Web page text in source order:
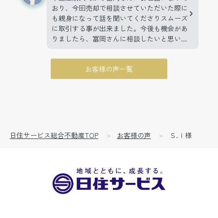
おり、今回売却で相談させていただいた際に
も親身になって話を聞いてくださりスムーズ
に取引する事が出来ました。今後も機会があ
りましたら、冨岡さんに相談したいと思いま
お客様の声一覧
日住サービス総合不動産TOP お客様の声 Ｓ.Ｉ様